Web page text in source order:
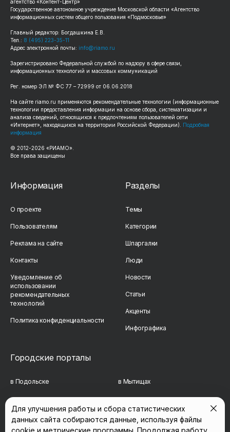
агентство «Контент-Центр»
Государственное автономное учреждение Московской области «Агентство
информационных систем общего пользования «Подмосковье»
Главный редактор: Богдашкина Е.В.
Тел.: 8 (495) 223-35-11
Адрес электронной почты: info@riamo.ru
Зарегистрировано Федеральной службой по надзору в сфере связи,
информационных технологий и массовых коммуникаций
Рег. номер ЭЛ № ФС 77 – 72999 от 06.06.2018
На сайте riamo.ru применяются рекомендательные технологии (информационные
технологии предоставления информации на основе сбора, систематизации и
анализа сведений, относящихся к предпочтениям пользователей сети
«Интернет», находящихся на территории Российской Федерации). Подробная
информация
© 2012-2026 «РИАМО».
Все права защищены
Информация
О проекте
Пользователям
Реклама на сайте
Контакты
Уведомление об
использовании
рекомендательных
технологий
Политика конфиденциальности
Разделы
Темы
Категории
Шпаргалки
Люди
Новости
Статьи
Акценты
Инфографика
Городские порталы
в Подольске в Мытищах
в Сергиевом Посаде в Люберцах
Для улучшения работы и сбора статистических
данных сайта собираются данные, используя файлы
cookie и метрические программы. Продолжая работу